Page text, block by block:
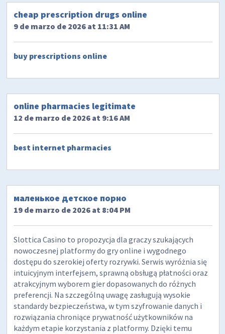
cheap prescription drugs online
9 de marzo de 2026 at 11:31 AM
buy prescriptions online
online pharmacies legitimate
12 de marzo de 2026 at 9:16 AM
best internet pharmacies
маленькое детское порно
19 de marzo de 2026 at 8:04 PM
Slottica Casino to propozycja dla graczy szukających
nowoczesnej platformy do gry online i wygodnego
dostępu do szerokiej oferty rozrywki. Serwis wyróżnia się
intuicyjnym interfejsem, sprawną obsługą płatności oraz
atrakcyjnym wyborem gier dopasowanych do różnych
preferencji. Na szczególną uwagę zasługują wysokie
standardy bezpieczeństwa, w tym szyfrowanie danych i
rozwiązania chroniące prywatność użytkowników na
każdym etapie korzystania z platformy. Dzięki temu